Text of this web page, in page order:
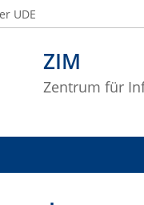
ZIM
Zentrum für
UDE